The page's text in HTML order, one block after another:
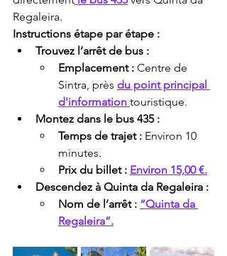
Regaleira.
Instructions étape par étape :
Trouvez l’arrêt de bus :
Emplacement : Centre de
Sintra, près du point principal
d'information touristique.
Montez dans le bus 435 :
Temps de trajet : Environ 10
minutes.
Prix du billet : Environ 15,00 €.
Descendez à Quinta da Regaleira :
Nom de l’arrêt : “Quinta da
Regaleira”.